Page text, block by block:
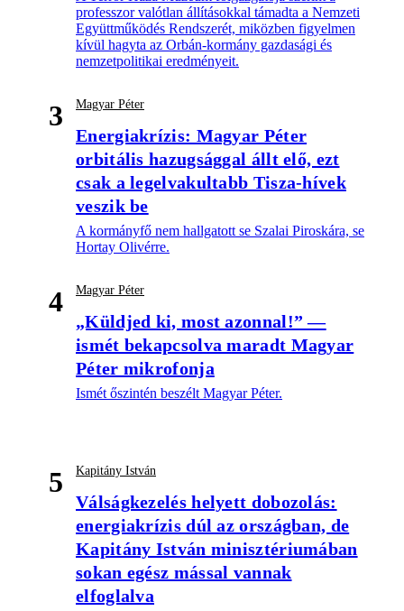
professzor valótlan állításokkal támadta a Nemzeti
Együttműködés Rendszerét, miközben figyelmen
kívül hagyta az Orbán-kormány gazdasági és
nemzetpolitikai eredményeit.
3 Magyar Péter
Energiakrízis: Magyar Péter
orbitális hazugsággal állt elő, ezt
csak a legelvakultabb Tisza-hívek
veszik be
A kormányfő nem hallgatott se Szalai Piroskára, se
Hortay Olivérre.
4 Magyar Péter
„Küldjed ki, most azonnal!” —
ismét bekapcsolva maradt Magyar
Péter mikrofonja
Ismét őszintén beszélt Magyar Péter.
5 Kapitány István
Válságkezelés helyett dobozolás:
energiakrízis dúl az országban, de
Kapitány István minisztériumában
sokan egész mással vannak
elfoglalva